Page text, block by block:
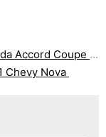
Coupe Car
Chevy Nova